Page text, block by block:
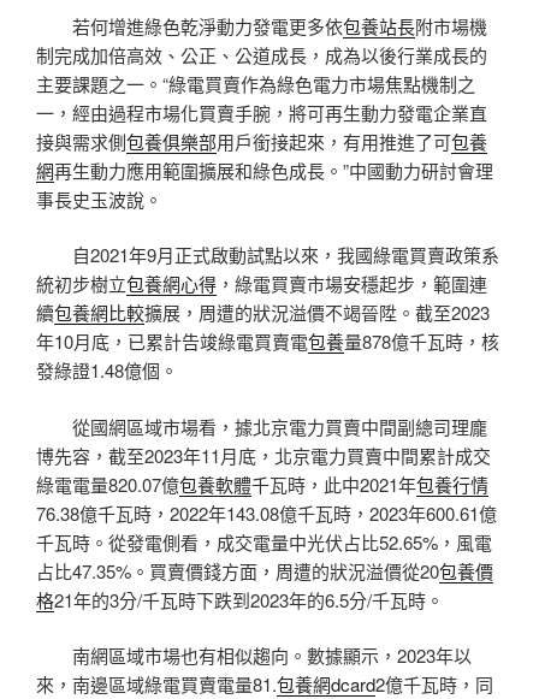
若何增進綠色乾淨動力發電更多依包養站長附市場機
制完成加倍高效、公正、公道成長，成為以後行業成長的
主要課題之一。“綠電買賣作為綠色電力市場焦點機制之
一，經由過程市場化買賣手腕，將可再生動力發電企業直
接與需求側包養俱樂部用戶銜接起來，有用推進了可包養
網再生動力應用範圍擴展和綠色成長。”中國動力研討會理
事長史玉波說。
自2021年9月正式啟動試點以來，我國綠電買賣政策系
統初步樹立包養網心得 ，綠電買賣市場安穩起步，範圍連
續包養網比較擴展，周遭的狀況溢價不竭晉陞。截至2023
年10月底，已累計告竣綠電買賣電包養量878億千瓦時，核
發綠證1.48億個。
從國網區域市場看，據北京電力買賣中間副總司理龐
博先容，截至2023年11月底，北京電力買賣中間累計成交
綠電電量820.07億包養軟體千瓦時，此中2021年包養行情
76.38億千瓦時，2022年143.08億千瓦時，2023年600.61億
千瓦時。從發電側看，成交電量中光伏占比52.65%，風電
占比47.35%。買賣價錢方面，周遭的狀況溢價從20包養價
格21年的3分/千瓦時下跌到2023年的6.5分/千瓦時。
南網區域市場也有相似趨向。數據顯示，2023年以
來，南邊區域綠電買賣電量81.包養網dcard2億千瓦時，同